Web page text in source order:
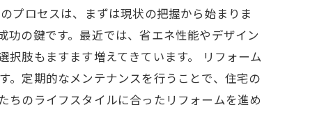
プロセスは、まずは現状の把握から始まりま
の鍵です。最近では、省エネ性能やデザイン
肢もますます増えてきています。 リフォーム
。定期的なメンテナンスを行うことで、住宅の
ちのライフスタイルに合ったリフォームを進め